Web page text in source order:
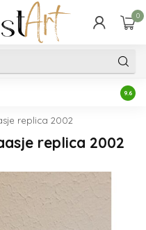
0
9.6
replica 2002
replica 2002